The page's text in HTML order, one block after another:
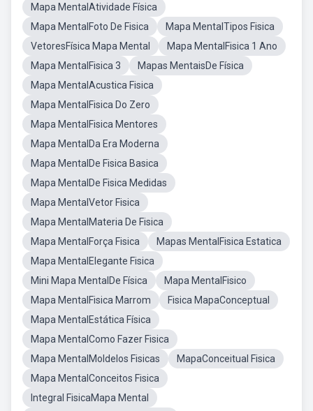
Mapa MentalAtividade Física
Mapa MentalFoto De Fisica
Mapa MentalTipos Fisica
VetoresFísica Mapa Mental
Mapa MentalFisica 1 Ano
Mapa MentalFisica 3
Mapas MentaisDe Física
Mapa MentalAcustica Fisica
Mapa MentalFisica Do Zero
Mapa MentalFisica Mentores
Mapa MentalDa Era Moderna
Mapa MentalDe Fisica Basica
Mapa MentalDe Fisica Medidas
Mapa MentalVetor Fisica
Mapa MentalMateria De Fisica
Mapa MentalForça Fisica
Mapas MentalFisica Estatica
Mapa MentalElegante Fisica
Mini Mapa MentalDe Física
Mapa MentalFisico
Mapa MentalFisica Marrom
Fisica MapaConceptual
Mapa MentalEstática Física
Mapa MentalComo Fazer Fisica
Mapa MentalMoldelos Fisicas
MapaConceitual Fisica
Mapa MentalConceitos Fisica
Integral FisicaMapa Mental